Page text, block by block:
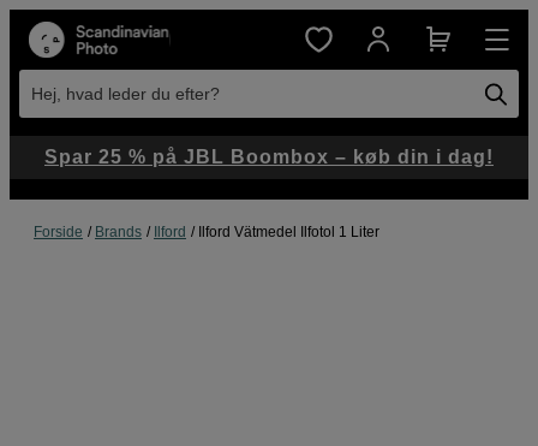
Hej, hvad leder du efter?
Forside Brands Ilford Ilford Vätmedel Ilfotol 1 Liter
Spar 25 % på JBL Boombox – køb din i dag!